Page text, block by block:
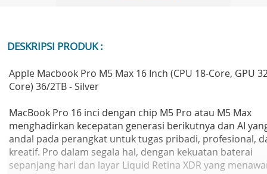
DESKRIPSI PRODUK :
Apple Macbook Pro M5 Max 16 Inch (CPU 18-Core, GPU
Core) 36/2TB - Silver
MacBook Pro 16 inci dengan chip M5 Pro atau M5 Max
menghadirkan kecepatan generasi berikutnya dan AI
andal pada perangkat untuk tugas pribadi, profesional,
kreatif. Pro dalam segala hal, dengan kekuatan baterai
sepanjang hari dan layar Liquid Retina XDR yang